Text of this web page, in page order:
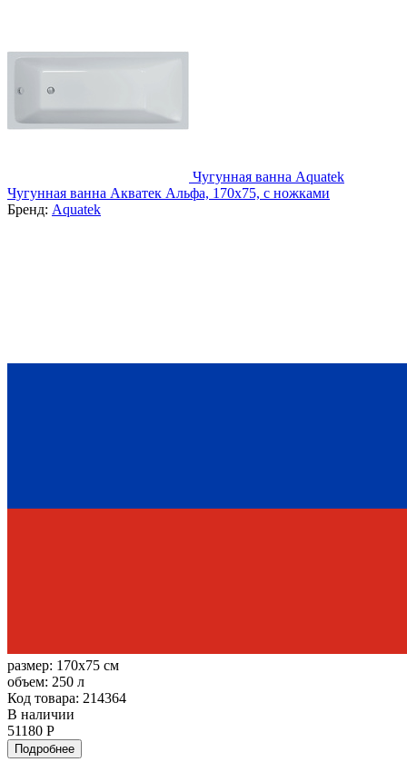
Чугунная ванна Aquatek
Чугунная ванна Акватек Альфа, 170x75, с ножками
Бренд: Aquatek
размер: 170x75 см
объем: 250 л
Код товара: 214364
В наличии
51180 Р
Подробнее